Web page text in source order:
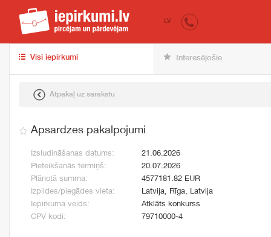
iepirkumi.lv
LV
Visi iepirkumi Interesējošie
Atpakaļ uz sarakstu
Apsardzes pakalpojumi
Izsludināšanas datums:
21.06.2026
Pieteikšanās termiņš:
20.07.2026
Plānotā summa:
4577181.82 EUR
Izpildes/piegādes vieta:
Latvija, Rīga, Latvija
Iepirkuma veids:
Atklāts konkurss
CPV kodi:
79710000-4